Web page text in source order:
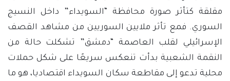
مقلقة كتأثر صورة محافظة “السويداء” داخل النسيج
السوري. فمع تأثر ملايين السوريين من مشاهد القصف
الإسرائيلي لقلب العاصمة “دمشق” تشكلت حالة من
النقمة الشعبية بدأت تنعكس سريعًا على شكل حملات
محلية تدعو إلى مقاطعة سكان السويداء اقتصاديا، هو ما